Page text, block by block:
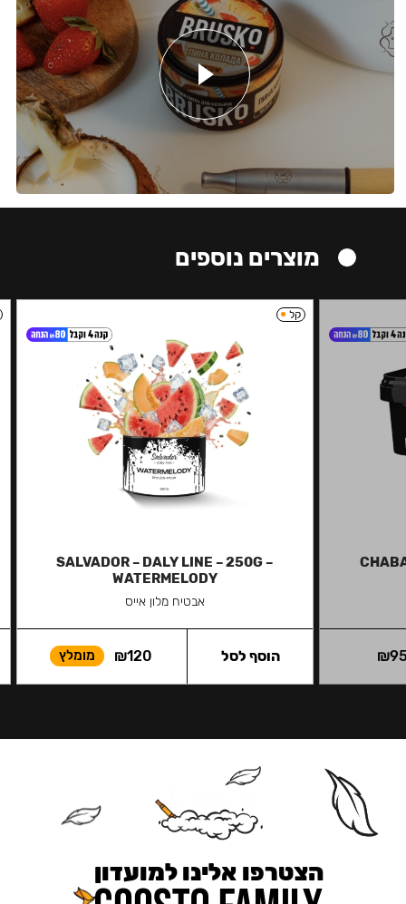
מוצרים נוספים
₪
קל
SALVADOR – DALY LINE – 250G –
WATERMELODY
אבטיח מלון אייס
₪120 מומלץ הוסף לסל
הצטרפו אלינו למועדון